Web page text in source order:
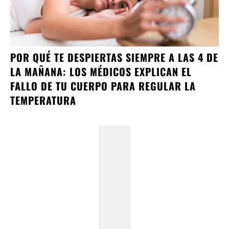
POR QUÉ TE DESPIERTAS SIEMPRE A LAS 4 DE
LA MAÑANA: LOS MÉDICOS EXPLICAN EL
FALLO DE TU CUERPO PARA REGULAR LA
TEMPERATURA